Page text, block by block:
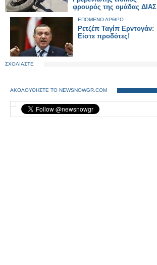
φρουρός της ομάδας ΔΙΑΣ
ΕΠΟΜΕΝΟ ΑΡΘΡΟ
Ρετζέπ Ταγίπ Ερντογάν:
Είστε προδότες!
ΣΧΟΛΙΑΣΤΕ
ΑΚΟΛΟΥΘΗΣΤΕ ΤΟ NEWSNOWGR.COM